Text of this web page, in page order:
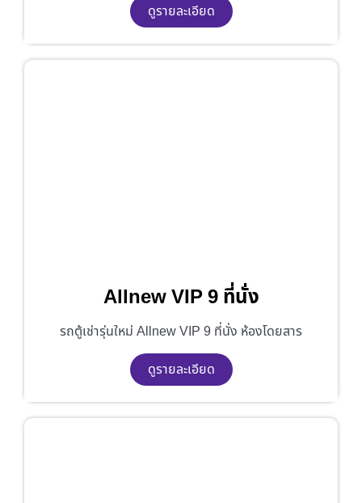
ดูรายละเอียด
Allnew VIP 9 ที่นั่ง
รถตู้เช่ารุ่นใหม่ Allnew VIP 9 ที่นั่ง ห้องโดยสาร
ดูรายละเอียด